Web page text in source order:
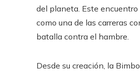
del planeta. Este
como una de las carreras
batalla contra el hambre.
Desde su creación, la